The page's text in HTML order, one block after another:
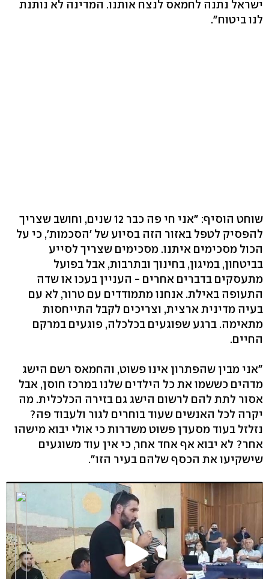
ישראל נתנה לחמאס לנצח אותנו. המדינה לא נותנת
לנו ביטוח".
שוחט הוסיף: "אני חי פה כבר 12 שנים, וחושב שצריך
להפסיק לטפל באזור הזה בסיוע של 'הסכמות', כי על
הכול מסכימים איתנו. מסכימים שצריך לסייע
בביטחון, במיגון, בחינוך ובתרבות, אבל בפועל
מתעסקים בדברים אחרים - העניין בעכו או שדה
התעופה באילת. אנחנו מתמודדים עם טרור, לא עם
בעיה מדינית ארצית, וצריכים לקבל התייחסות
מתאימה. ברגע שפוגעים בכלכלה, פוגעים במרקם
החיים.
"אני מבין שהפתרון אינו פשוט, והחמאס רשם הישג
מדהים כששמו את כל הילדים שלנו במרכז חוסן, אבל
אסור לתת להם לרשום הישג גם בזירה הכלכלית. מה
יקרה לכל האנשים שעוד בוחרים לגור ולעבוד פה?
נזלזל בעוד מסעדן פשוט משדרות כי אולי יבוא מישהו
אחר? לא יבוא אף אחד אחר, כי אין עוד משוגעים
שישקיעו את הכסף שלהם בעיר הזו".